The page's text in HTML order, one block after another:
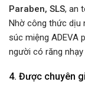
Paraben, SLS, an
Nhờ công thức dịu
súc miệng ADEVA
người có răng nhạy
4. Được chuyên